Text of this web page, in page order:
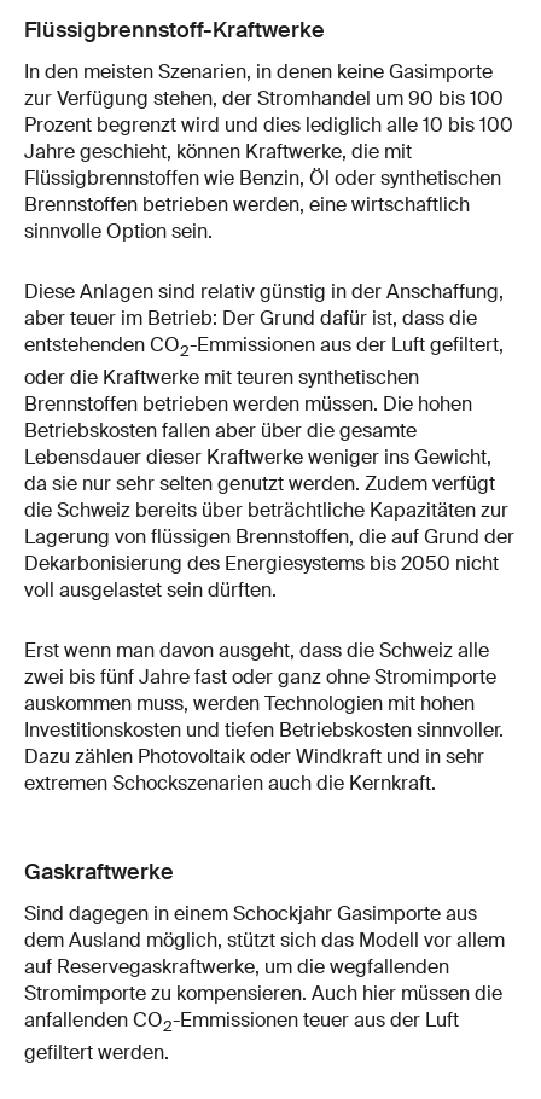
Flüssigbrennstoff-Kraftwerke
In den meisten Szenarien, in denen keine Gasimporte
zur Verfügung stehen, der Stromhandel um 90 bis 100
Prozent begrenzt wird und dies lediglich alle 10 bis 100
Jahre geschieht, können Kraftwerke, die mit
Flüssigbrennstoffen wie Benzin, Öl oder synthetischen
Brennstoffen betrieben werden, eine wirtschaftlich
sinnvolle Option sein.
Diese Anlagen sind relativ günstig in der Anschaffung,
aber teuer im Betrieb: Der Grund dafür ist, dass die
entstehenden CO2-Emmissionen aus der Luft gefiltert,
oder die Kraftwerke mit teuren synthetischen
Brennstoffen betrieben werden müssen. Die hohen
Betriebskosten fallen aber über die gesamte
Lebensdauer dieser Kraftwerke weniger ins Gewicht,
da sie nur sehr selten genutzt werden. Zudem verfügt
die Schweiz bereits über beträchtliche Kapazitäten zur
Lagerung von flüssigen Brennstoffen, die auf Grund der
Dekarbonisierung des Energiesystems bis 2050 nicht
voll ausgelastet sein dürften.
Erst wenn man davon ausgeht, dass die Schweiz alle
zwei bis fünf Jahre fast oder ganz ohne Stromimporte
auskommen muss, werden Technologien mit hohen
Investitionskosten und tiefen Betriebskosten sinnvoller.
Dazu zählen Photovoltaik oder Windkraft und in sehr
extremen Schockszenarien auch die Kernkraft.
Gaskraftwerke
Sind dagegen in einem Schockjahr Gasimporte aus
dem Ausland möglich, stützt sich das Modell vor allem
auf Reservegaskraftwerke, um die wegfallenden
Stromimporte zu kompensieren. Auch hier müssen die
anfallenden CO2-Emmissionen teuer aus der Luft
gefiltert werden.